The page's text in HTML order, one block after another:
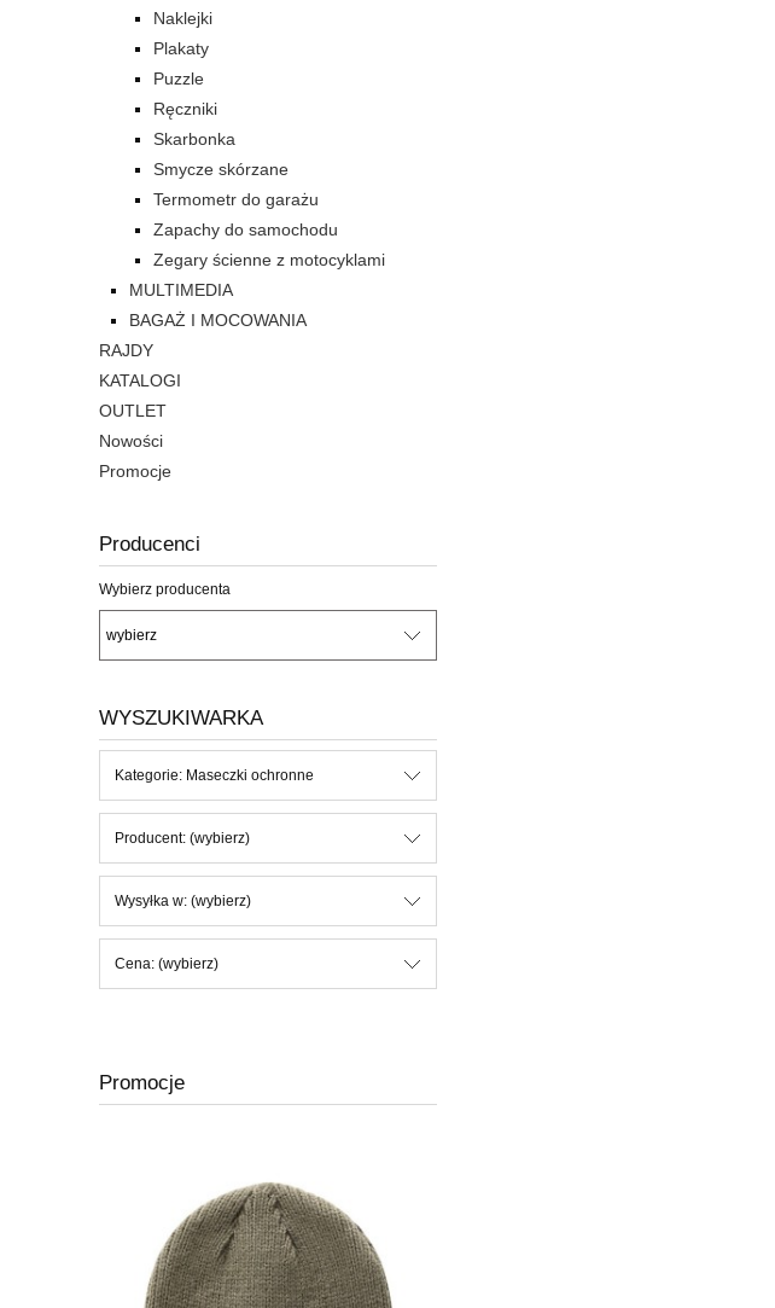
Naklejki
Plakaty
Puzzle
Ręczniki
Skarbonka
Smycze skórzane
Termometr do garażu
Zapachy do samochodu
Zegary ścienne z motocyklami
MULTIMEDIA
BAGAŻ I MOCOWANIA
RAJDY
KATALOGI
OUTLET
Nowości
Promocje
Producenci
Wybierz producenta
WYSZUKIWARKA
Kategorie: Maseczki ochronne
Producent: (wybierz)
Wysyłka w: (wybierz)
Cena: (wybierz)
Promocje